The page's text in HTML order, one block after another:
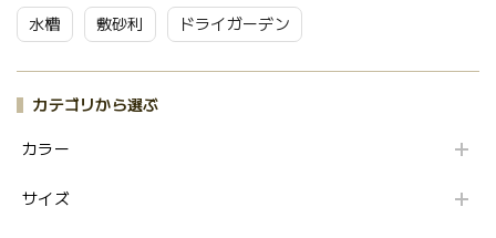
水槽 敷砂利 ドライガーデン
カテゴリから選ぶ
カラー
サイズ